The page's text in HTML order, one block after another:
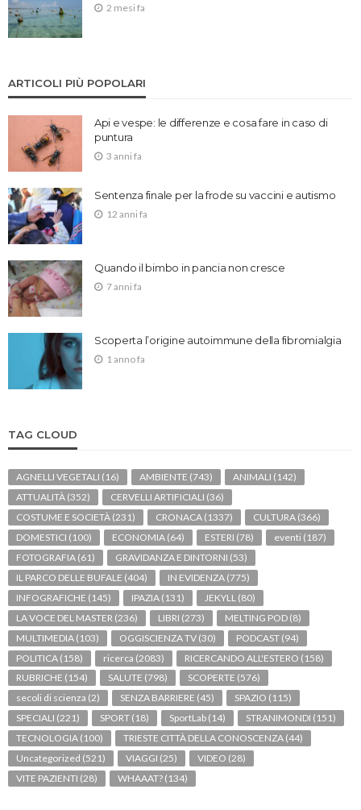
2 mesi fa
ARTICOLI PIÙ POPOLARI
Api e vespe: le differenze e cosa fare in caso di
puntura
3 anni fa
Sentenza finale per la frode su vaccini e autismo
12 anni fa
Quando il bimbo in pancia non cresce
7 anni fa
Scoperta l’origine autoimmune della fibromialgia
1 anno fa
TAG CLOUD
AGNELLI VEGETALI (16) AMBIENTE (743) ANIMALI (142)
ATTUALITÀ (352) CERVELLI ARTIFICIALI (36)
COSTUME E SOCIETÀ (231) CRONACA (1337) CULTURA (366)
DOMESTICI (100) ECONOMIA (64) ESTERI (78) eventi (187)
FOTOGRAFIA (61) GRAVIDANZA E DINTORNI (53)
IL PARCO DELLE BUFALE (404) IN EVIDENZA (775)
INFOGRAFICHE (145) IPAZIA (131) JEKYLL (80)
LA VOCE DEL MASTER (236) LIBRI (273) MELTING POD (8)
MULTIMEDIA (103) OGGISCIENZA TV (30) PODCAST (94)
POLITICA (158) ricerca (2083) RICERCANDO ALL'ESTERO (158)
RUBRICHE (154) SALUTE (798) SCOPERTE (576)
secoli di scienza (2) SENZA BARRIERE (45) SPAZIO (115)
SPECIALI (221) SPORT (18) SportLab (14) STRANIMONDI (151)
TECNOLOGIA (100) TRIESTE CITTÀ DELLA CONOSCENZA (44)
Uncategorized (521) VIAGGI (25) VIDEO (28)
VITE PAZIENTI (28) WHAAAT? (134)